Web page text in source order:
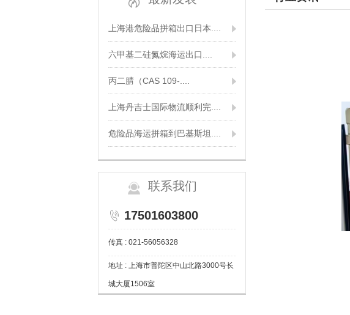
上海港危险品拼箱出口日本....
六甲基二硅氮烷海运出口....
丙二腈（CAS 109-....
上海丹吉士国际物流顺利完....
危险品海运拼箱到巴基斯坦....
联系我们
17501603800
传真 : 021-56056328
地址 : 上海市普陀区中山北路3000号长
城大厦1506室